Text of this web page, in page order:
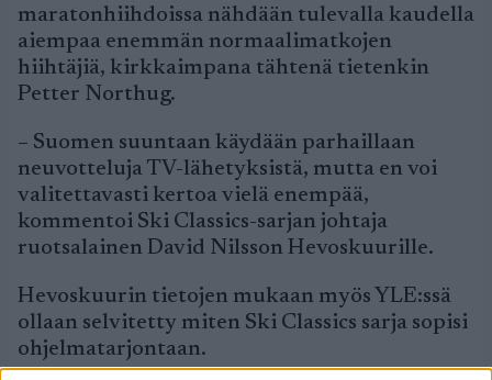
maratonhiihdoissa nähdään tulevalla kaudella
aiempaa enemmän normaalimatkojen
hiihtäjiä, kirkkaimpana tähtenä tietenkin
Petter Northug.
– Suomen suuntaan käydään parhaillaan
neuvotteluja TV-lähetyksistä, mutta en voi
valitettavasti kertoa vielä enempää,
kommentoi Ski Classics-sarjan johtaja
ruotsalainen David Nilsson Hevoskuurille.
Hevoskuurin tietojen mukaan myös YLE:ssä
ollaan selvitetty miten Ski Classics sarja sopisi
ohjelmatarjontaan.